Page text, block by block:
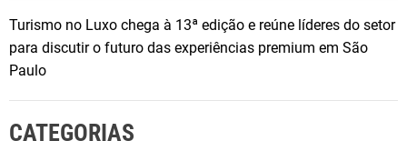
Turismo no Luxo chega à 13ª edição e reúne líderes do setor
para discutir o futuro das experiências premium em São
Paulo
CATEGORIAS